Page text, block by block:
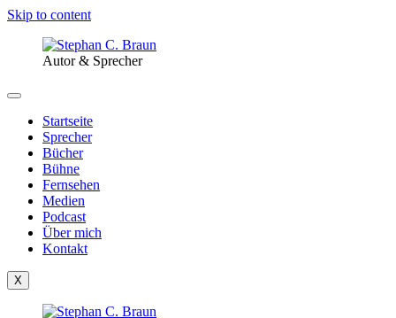
Skip to content
Autor & Sprecher
Startseite
Sprecher
Bücher
Bühne
Fernsehen
Medien
Podcast
Über mich
Kontakt
X